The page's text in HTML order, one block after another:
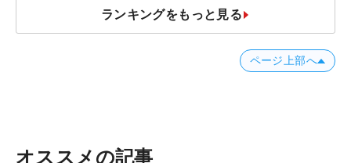
ランキングをもっと見る
ページ上部へ
オススメの記事